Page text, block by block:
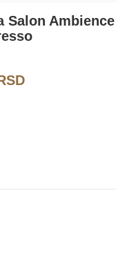
Salon Ambience